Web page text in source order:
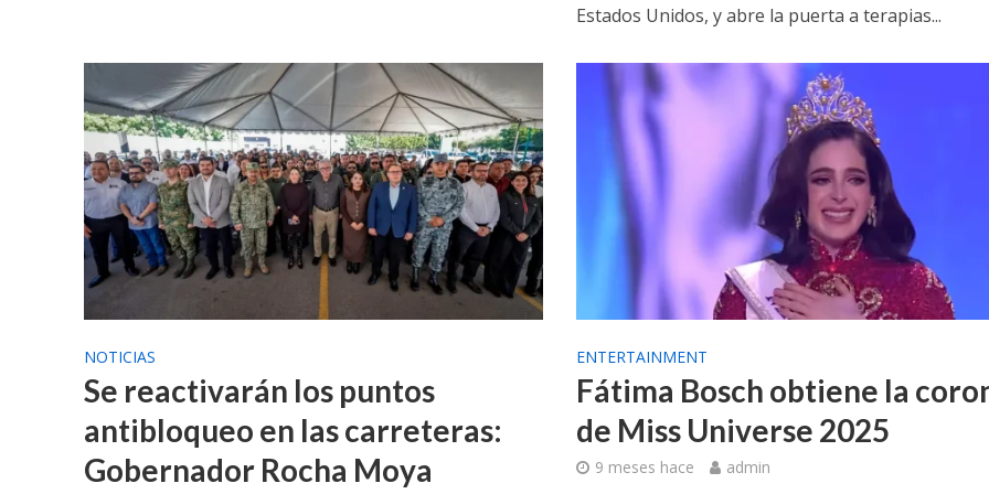
Estados Unidos, y abre la puerta a terapias...
NOTICIAS
Se reactivarán los puntos
antibloqueo en las carreteras:
Gobernador Rocha Moya
ENTERTAINMENT
Fátima Bosch obtiene la
de Miss Universe 2025
9 meses hace admin